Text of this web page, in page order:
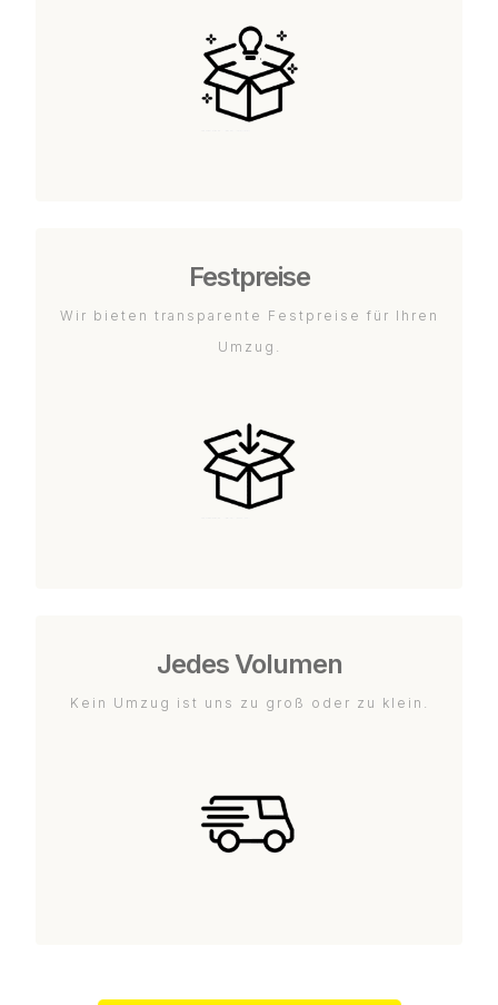
Festpreise
Wir bieten transparente Festpreise für Ihren
Umzug.
Jedes Volumen
Kein Umzug ist uns zu groß oder zu klein.